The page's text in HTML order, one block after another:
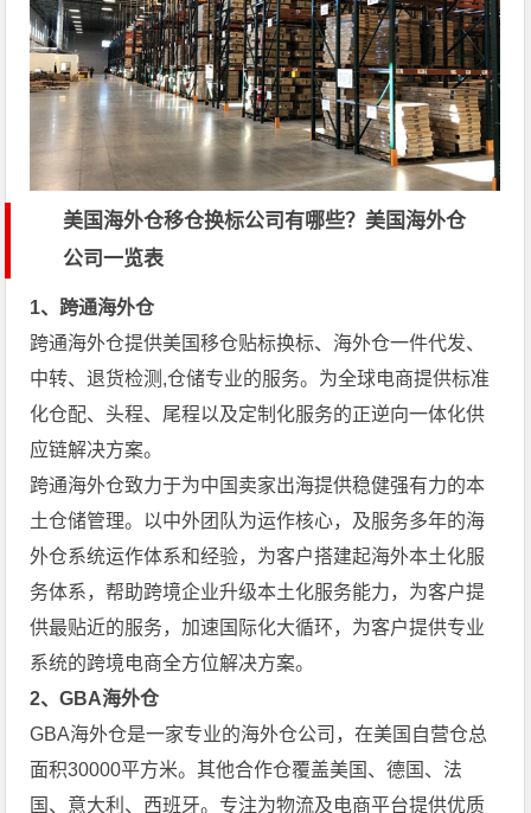
美国海外仓移仓换标公司有哪些？美国海外仓
公司一览表
1、跨通海外仓
跨通海外仓提供美国移仓贴标换标、海外仓一件代发、
中转、退货检测,仓储专业的服务。为全球电商提供标准
化仓配、头程、尾程以及定制化服务的正逆向一体化供
应链解决方案。
跨通海外仓致力于为中国卖家出海提供稳健强有力的本
土仓储管理。以中外团队为运作核心，及服务多年的海
外仓系统运作体系和经验，为客户搭建起海外本土化服
务体系，帮助跨境企业升级本土化服务能力，为客户提
供最贴近的服务，加速国际化大循环，为客户提供专业
系统的跨境电商全方位解决方案。
2、GBA海外仓
GBA海外仓是一家专业的海外仓公司，在美国自营仓总
面积30000平方米。其他合作仓覆盖美国、德国、法
国、意大利、西班牙。专注为物流及电商平台提供优质